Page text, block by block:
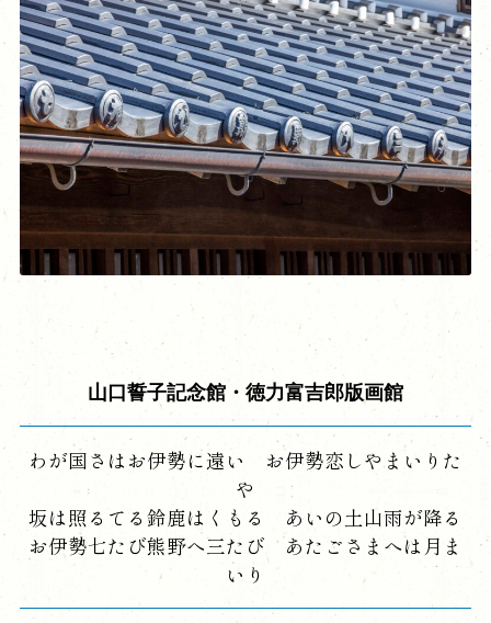
山口誓子記念館・徳力富吉郎版画館
わが国さはお伊勢に遠い お伊勢恋しやまいりた
や
坂は照るてる鈴鹿はくもる あいの土山雨が降る
お伊勢七たび熊野へ三たび あたごさまへは月ま
いり